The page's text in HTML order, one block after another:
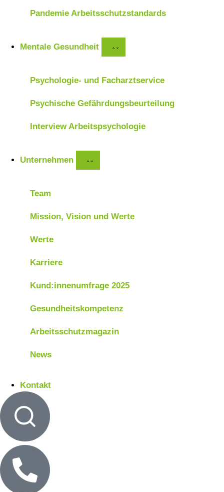
Pandemie Arbeitsschutzstandards
Mentale Gesundheit
Psychologie- und Facharztservice
Psychische Gefährdungsbeurteilung
Interview Arbeitspsychologie
Unternehmen
Team
Mission, Vision und Werte
Werte
Karriere
Kund:innenumfrage 2025
Gesundheitskompetenz
Arbeitsschutzmagazin
News
Kontakt